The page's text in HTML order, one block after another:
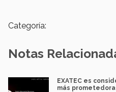
Categoría:
Notas
EXATEC es
más